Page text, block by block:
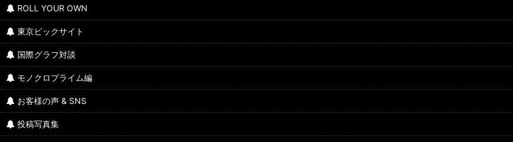
ROLL YOUR OWN
東京ビックサイト
国際グラフ対談
モノクロプライム編
お客様の声 & SNS
投稿写真集